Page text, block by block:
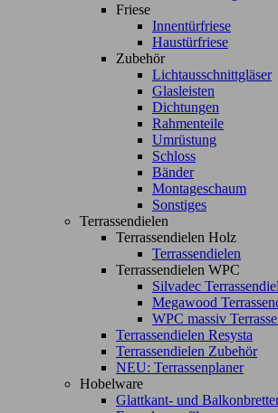
Friese
Innentürfriese
Haustürfriese
Zubehör
Lichtausschnittgläser
Glasleisten
Dichtungen
Rahmenteile
Umrüstung
Schloss
Bänder
Montageschaum
Sonstiges
Terrassendielen
Terrassendielen Holz
Terrassendielen
Terrassendielen WPC
Silvadec
Megawood
WPC massiv
Terrassendielen Resysta
Terrassendielen Zubehör
NEU: Terrassenplaner
Hobelware
Glattkant- und